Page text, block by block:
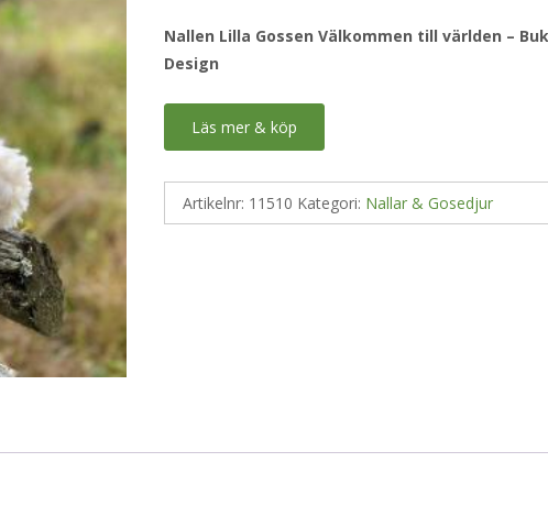
Nallen Lilla Gossen Välkommen till världen –
Design
Läs mer & köp
Artikelnr: 11510 Kategori: Nallar & Gosedjur